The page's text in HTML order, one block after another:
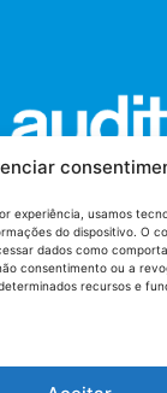
experiência, usamos
do dispositivo. O
dados como
consentimento ou a
recursos e
Federais de
AUDITAR
Federal Sul
da União (TCU),
(61)3527-